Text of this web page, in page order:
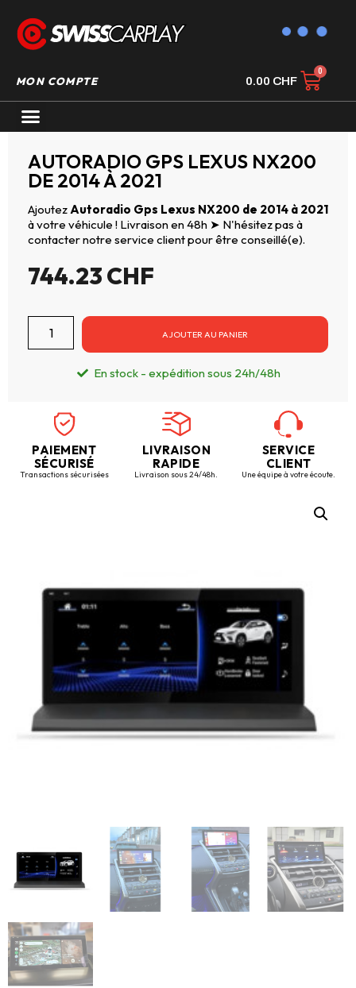
MON COMPTE 0.00 CHF
AUTORADIO GPS LEXUS NX200
DE 2014 À 2021
Ajoutez Autoradio Gps Lexus NX200 de 2014 à 2021
à votre véhicule ! Livraison en 48h ➤ N'hésitez pas à
contacter notre service client pour être conseillé(e).
744.23CHF
AJOUTER AU PANIER
En stock - expédition sous 24h/48h
PAIEMENT
SÉCURISÉ
Transactions sécurisées
LIVRAISON
RAPIDE
Livraison sous 24/48h.
SERVICE
CLIENT
Une équipe à votre écoute.